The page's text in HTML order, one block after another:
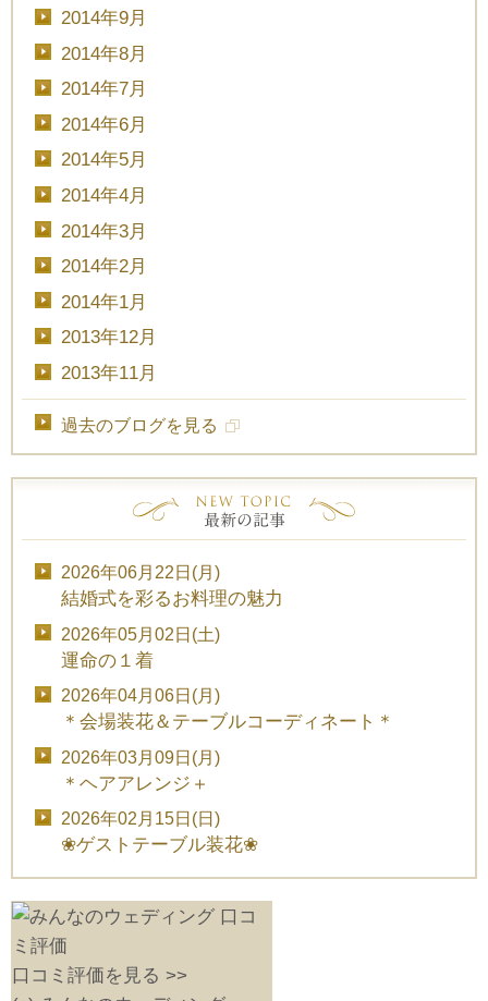
2014年9月
2014年8月
2014年7月
2014年6月
2014年5月
2014年4月
2014年3月
2014年2月
2014年1月
2013年12月
2013年11月
過去のブログを見る
2026年06月22日(月)
結婚式を彩るお料理の魅力
2026年05月02日(土)
運命の１着
2026年04月06日(月)
＊会場装花＆テーブルコーディネート＊
2026年03月09日(月)
＊ヘアアレンジ＋
2026年02月15日(日)
❀ゲストテーブル装花❀
口コミ評価を見る >>